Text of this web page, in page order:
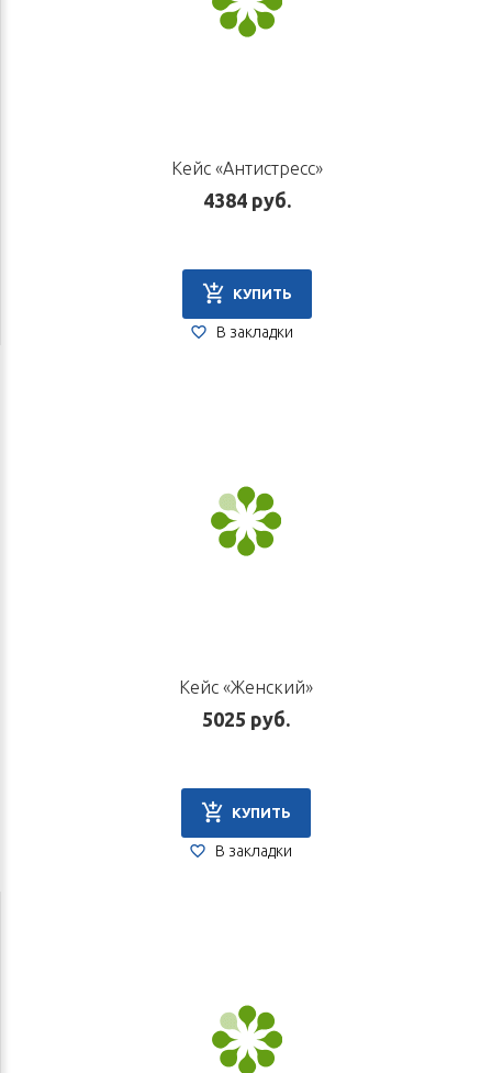
Кейс «Антистресс»
4384 руб.
КУПИТЬ
В закладки
Кейс «Женский»
5025 руб.
КУПИТЬ
В закладки